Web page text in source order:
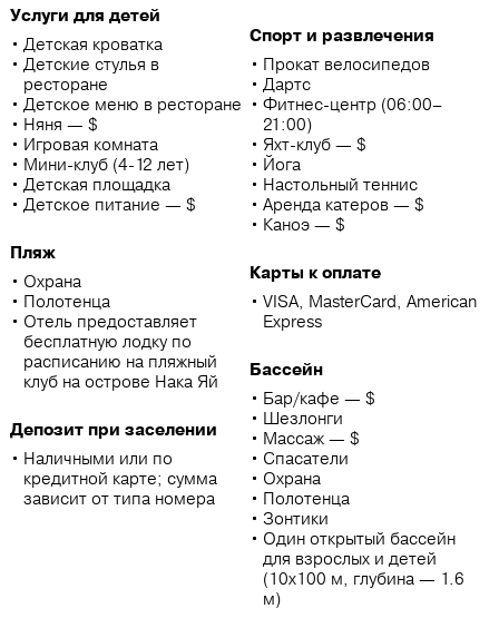
Услуги для детей
Детская кроватка
Детские стулья в
ресторане
Детское меню в ресторане
Няня — $
Игровая комната
Мини-клуб (4-12 лет)
Детская площадка
Детское питание — $
Спорт и развлечения
Прокат велосипедов
Дартс
Фитнес-центр (06:00–
21:00)
Яхт-клуб — $
Йога
Настольный теннис
Аренда катеров — $
Каноэ — $
Пляж
Охрана
Полотенца
Отель предоставляет
бесплатную лодку по
расписанию на пляжный
клуб на острове Нака Яй
Карты к оплате
VISA, MasterCard, American
Express
Бассейн
Бар/кафе — $
Шезлонги
Массаж — $
Спасатели
Охрана
Полотенца
Зонтики
Один открытый бассейн
для взрослых и детей
(10х100 м, глубина — 1.6
м)
Депозит при заселении
Наличными или по
кредитной карте; сумма
зависит от типа номера